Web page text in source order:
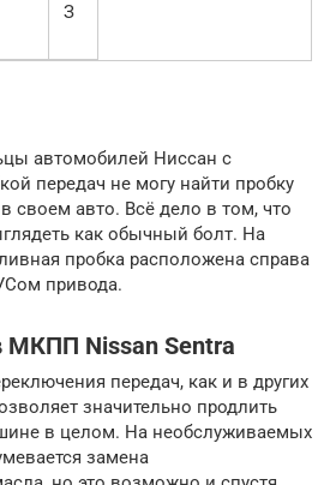
З
автомобилей Ниссан с
передач не могу найти пробку
своем авто. Всё дело в том, что
как обычный болт. На
пробка расположена справа
привода.
МКПП Nissan Sentra
передач, как и в других
значительно продлить
в целом. На необслуживаемых
замена